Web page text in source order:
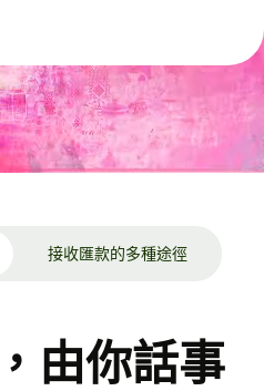
接收匯款的多種途徑
由你話事